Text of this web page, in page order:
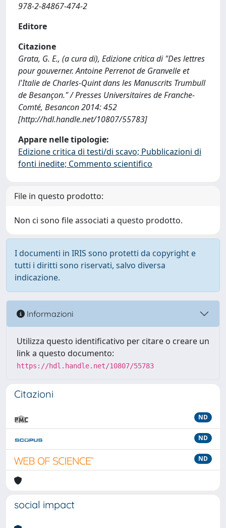
978-2-84867-474-2
Editore
Citazione
Grata, G. E., (a cura di), Edizione critica di "Des lettres
pour gouverner. Antoine Perrenot de Granvelle et
l'Italie de Charles-Quint dans les Manuscrits Trumbull
de Besançon." / Presses Universitaires de Franche-
Comté, Besancon 2014: 452
[http://hdl.handle.net/10807/55783]
Appare nelle tipologie:
Edizione critica di testi/di scavo; Pubblicazioni di
fonti inedite; Commento scientifico
File in questo prodotto:
Non ci sono file associati a questo prodotto.
I documenti in IRIS sono protetti da copyright e
tutti i diritti sono riservati, salvo diversa
indicazione.
Informazioni
Utilizza questo identificativo per citare o creare un
link a questo documento:
https://hdl.handle.net/10807/55783
Citazioni
ND
ND
ND
social impact